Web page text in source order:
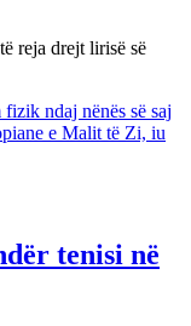
reja drejt lirisë së
ndaj nënës së saj
e Malit të Zi, iu
tenisi në